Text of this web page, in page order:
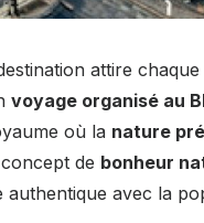
attire
voyage organisé au
où la nature
de bonheur
avec la